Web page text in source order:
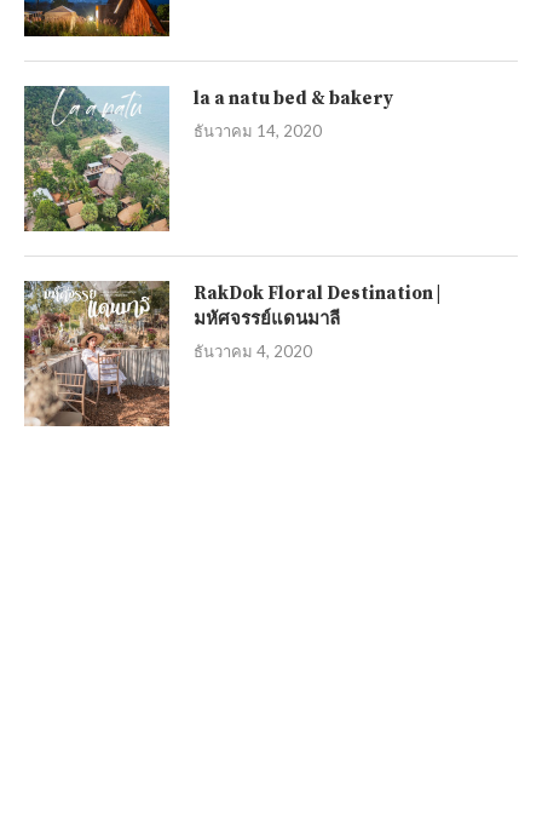
la a natu bed & bakery
ธันวาคม 14, 2020
RakDok Floral Destination |
มหัศจรรย์แดนมาลี
ธันวาคม 4, 2020